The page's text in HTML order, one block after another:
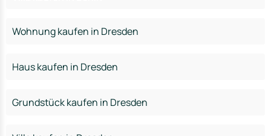
Wohnung kaufen in Dresden
Haus kaufen in Dresden
Grundstück kaufen in Dresden